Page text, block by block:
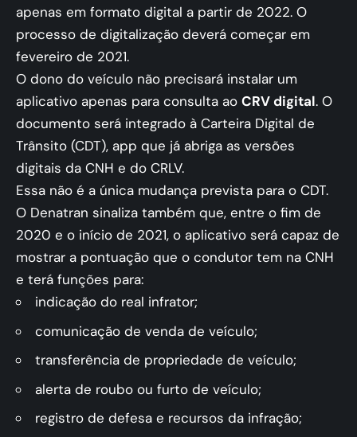
apenas em formato digital a partir de 2022. O
processo de digitalização deverá começar em
fevereiro de 2021.
O dono do veículo não precisará instalar um
aplicativo apenas para consulta ao CRV digital. O
documento será integrado à Carteira Digital de
Trânsito (CDT), app que já abriga as versões
digitais da CNH e do CRLV.
Essa não é a única mudança prevista para o CDT.
O Denatran sinaliza também que, entre o fim de
2020 e o início de 2021, o aplicativo será capaz de
mostrar a pontuação que o condutor tem na CNH
e terá funções para:
indicação do real infrator;
comunicação de venda de veículo;
transferência de propriedade de veículo;
alerta de roubo ou furto de veículo;
registro de defesa e recursos da infração;